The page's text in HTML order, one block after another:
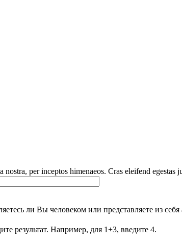
per inceptos himenaeos. Cras eleifend egestas
ли Вы человеком или представляете из
результат. Например, для 1+3, введите 4.